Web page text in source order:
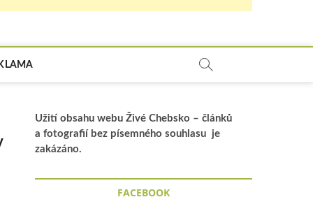
Užití obsahu webu Živé Chebsko – článků
a fotografií bez písemného souhlasu je
zakázáno.
FACEBOOK